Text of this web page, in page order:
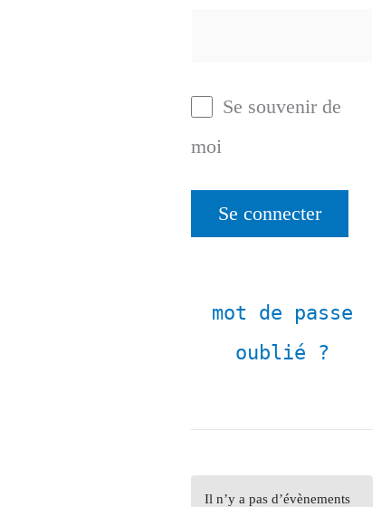
Se souvenir de
moi
mot de passe
oublié ?
Il n’y a pas d’évènements